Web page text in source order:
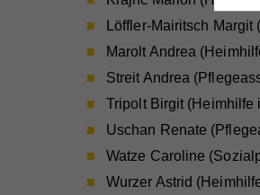
Löffler-Mairitsch
Marolt Andrea
Streit Andrea
Tripolt Birgit (Heimhilfe
Uschan Renate
Watze Caroline
Wurzer Astrid
Mit